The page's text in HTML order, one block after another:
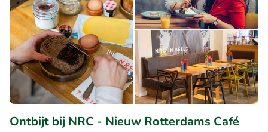
Ontbijt bij NRC - Nieuw Rotterdams Café